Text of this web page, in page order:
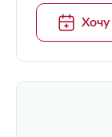
Хочу